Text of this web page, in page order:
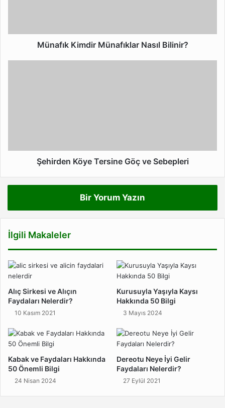
Münafık Kimdir Münafıklar Nasıl Bilinir?
Şehirden Köye Tersine Göç ve Sebepleri
Bir Yorum Yazın
İlgili Makaleler
Alıç Sirkesi ve Alıçın
Faydaları Nelerdir?
10 Kasım 2021
Kurusuyla Yaşıyla Kaysı
Hakkında 50 Bilgi
3 Mayıs 2024
Kabak ve Faydaları Hakkında
50 Önemli Bilgi
24 Nisan 2024
Dereotu Neye İyi Gelir
Faydaları Nelerdir?
27 Eylül 2021